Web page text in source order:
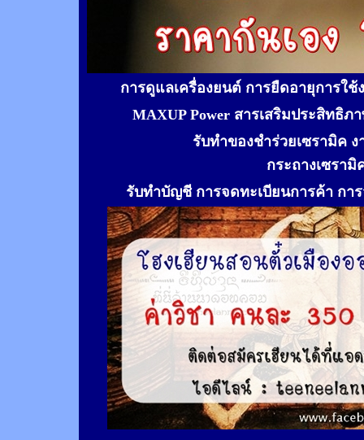
การดูแลเครื่องยนต์ การยืดอายุการใ
MAXUP Power สารเสริมประสิทธิ
รับทำของชำร่วยเซรามิค
กระถางเซรา
รับทำบัญชี การจดทะเบียนการค้า กา